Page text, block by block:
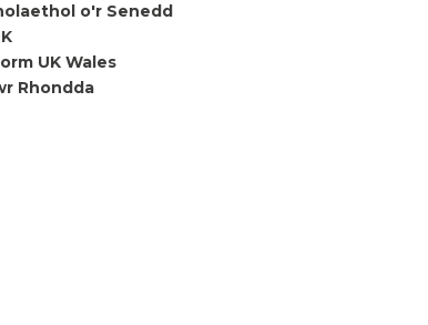
o'r Senedd
UK Wales
Rhondda